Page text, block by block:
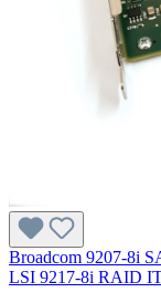
Broadcom 9207-8i
LSI 9217-8i RAID